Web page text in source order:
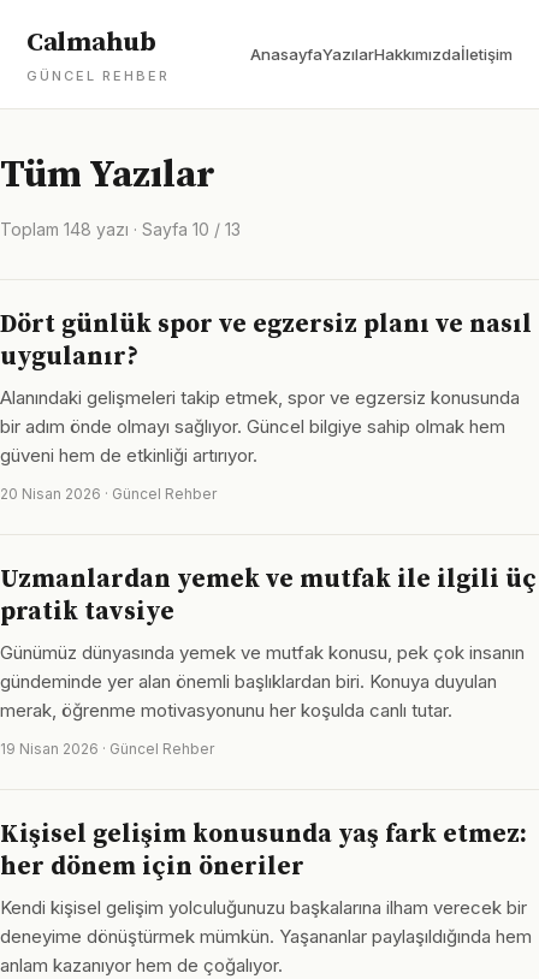
Calmahub
GÜNCEL REHBER
AnasayfaYazılarHakkımızdaİletişim
Tüm Yazılar
Toplam 148 yazı · Sayfa 10 / 13
Dört günlük spor ve egzersiz planı ve nasıl
uygulanır?
Alanındaki gelişmeleri takip etmek, spor ve egzersiz konusunda
bir adım önde olmayı sağlıyor. Güncel bilgiye sahip olmak hem
güveni hem de etkinliği artırıyor.
20 Nisan 2026 · Güncel Rehber
Uzmanlardan yemek ve mutfak ile ilgili üç
pratik tavsiye
Günümüz dünyasında yemek ve mutfak konusu, pek çok insanın
gündeminde yer alan önemli başlıklardan biri. Konuya duyulan
merak, öğrenme motivasyonunu her koşulda canlı tutar.
19 Nisan 2026 · Güncel Rehber
Kişisel gelişim konusunda yaş fark etmez:
her dönem için öneriler
Kendi kişisel gelişim yolculuğunuzu başkalarına ilham verecek bir
deneyime dönüştürmek mümkün. Yaşananlar paylaşıldığında hem
anlam kazanıyor hem de çoğalıyor.